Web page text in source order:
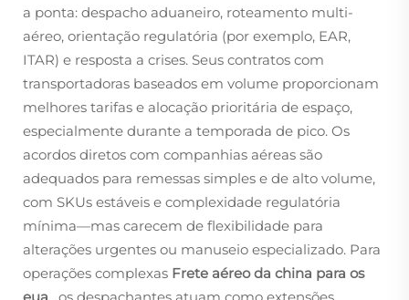
a ponta: despacho aduaneiro, roteamento multi-
aéreo, orientação regulatória (por exemplo, EAR,
ITAR) e resposta a crises. Seus contratos com
transportadoras baseados em volume proporcionam
melhores tarifas e alocação prioritária de espaço,
especialmente durante a temporada de pico. Os
acordos diretos com companhias aéreas são
adequados para remessas simples e de alto volume,
com SKUs estáveis e complexidade regulatória
mínima—mas carecem de flexibilidade para
alterações urgentes ou manuseio especializado. Para
operações complexas Frete aéreo da china para os